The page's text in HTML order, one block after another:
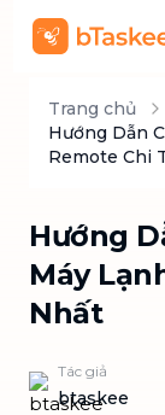
Trang chủ
Hướng Dẫn
Remote Chi
Hướng
Máy
Nhất
Tác giả
btaskee